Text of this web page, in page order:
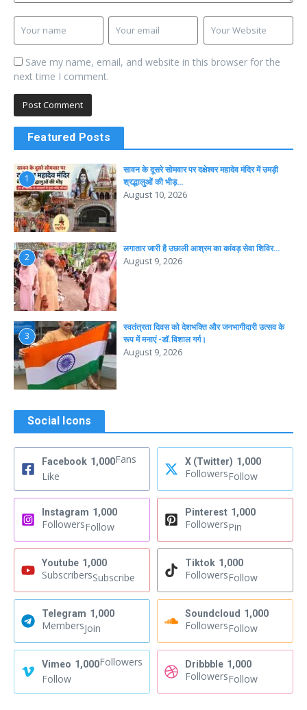
Save my name, email, and website in this browser for the
next time I comment.
Featured Posts
1
सावन के दूसरे सोमवार पर दक्षेश्वर महादेव मंदिर में उमड़ी
श्रद्धालुओं की भीड़…
August 10, 2026
2
लगातार जारी है उछाली आश्रम का कांवड़ सेवा शिविर…
August 9, 2026
3
स्वतंत्रता दिवस को देशभक्ति और जनभागीदारी उत्सव के
रूप में मनाएं -डॉ.विशाल गर्ग।
August 9, 2026
Social Icons
Facebook 1,000Fans
Like
X (Twitter) 1,000
FollowersFollow
Instagram 1,000
FollowersFollow
Pinterest 1,000
FollowersPin
Youtube 1,000
SubscribersSubscribe
Tiktok 1,000
FollowersFollow
Telegram 1,000
MembersJoin
Soundcloud 1,000
FollowersFollow
Vimeo 1,000Followers
Follow
Dribbble 1,000
FollowersFollow